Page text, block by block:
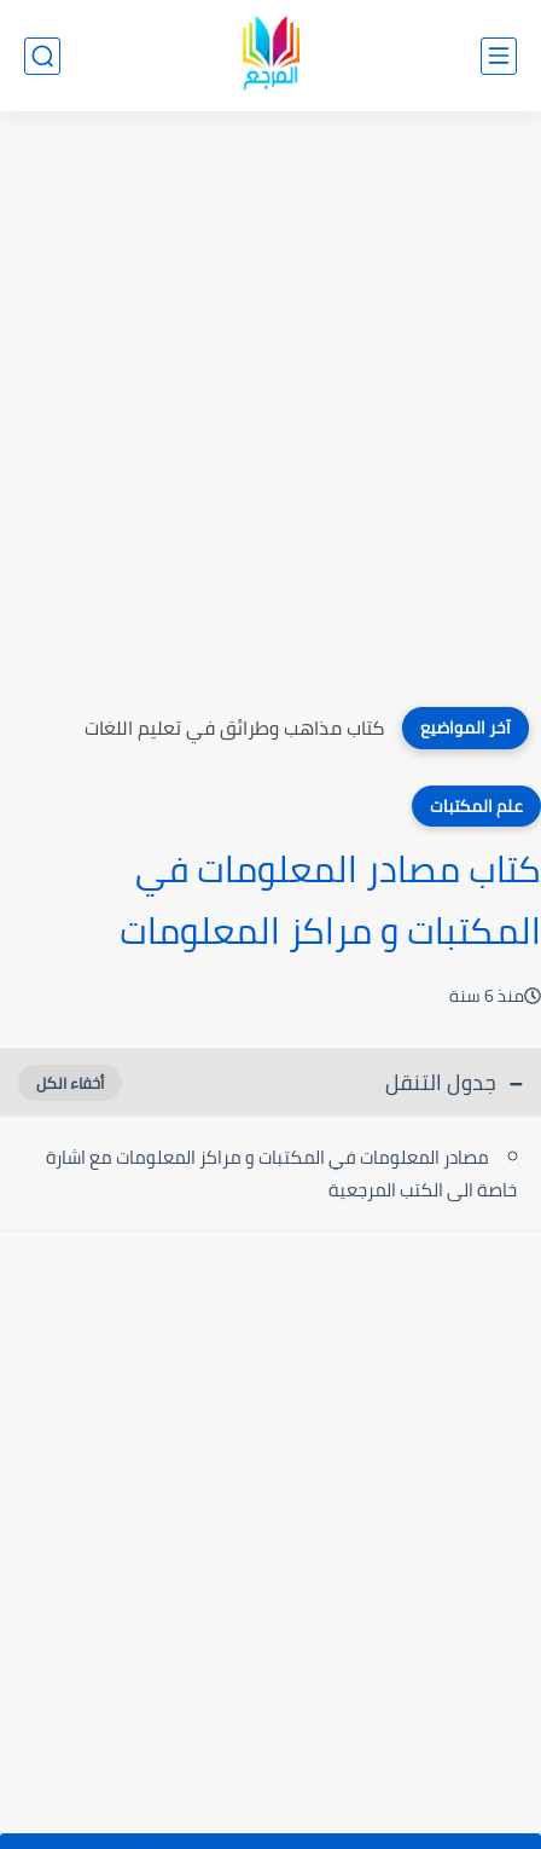
آخر المواضيع كتاب مذاهب وطرائق في تعليم اللغات
علم المكتبات
كتاب مصادر المعلومات في
المكتبات و مراكز المعلومات
منذ 6 سنة
جدول التنقل
مصادر المعلومات في المكتبات و مراكز المعلومات مع اشارة
خاصة الى الكتب المرجعية